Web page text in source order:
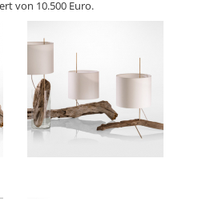
von 10.500 Euro.